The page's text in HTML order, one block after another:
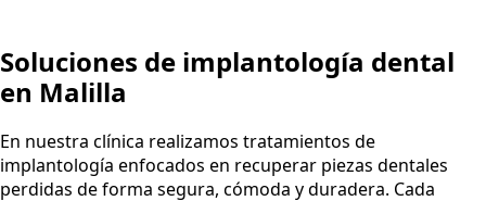
Soluciones de implantología dental
en Malilla
En nuestra clínica realizamos tratamientos de
implantología enfocados en recuperar piezas dentales
perdidas de forma segura, cómoda y duradera. Cada